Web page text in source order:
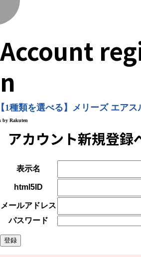
Account
n
アカウント新規登録
表示名
html5ID
メールアドレス
パスワード